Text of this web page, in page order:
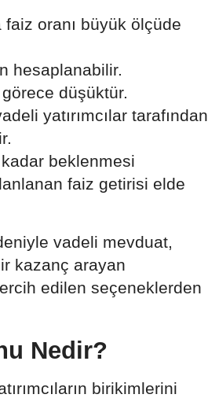
faiz oranı büyük ölçüde
hesaplanabilir.
düşüktür.
yatırımcılar tarafından
beklenmesi
faiz getirisi elde
vadeli mevduat,
kazanç arayan
edilen seçeneklerden
Nedir?
birikimlerini